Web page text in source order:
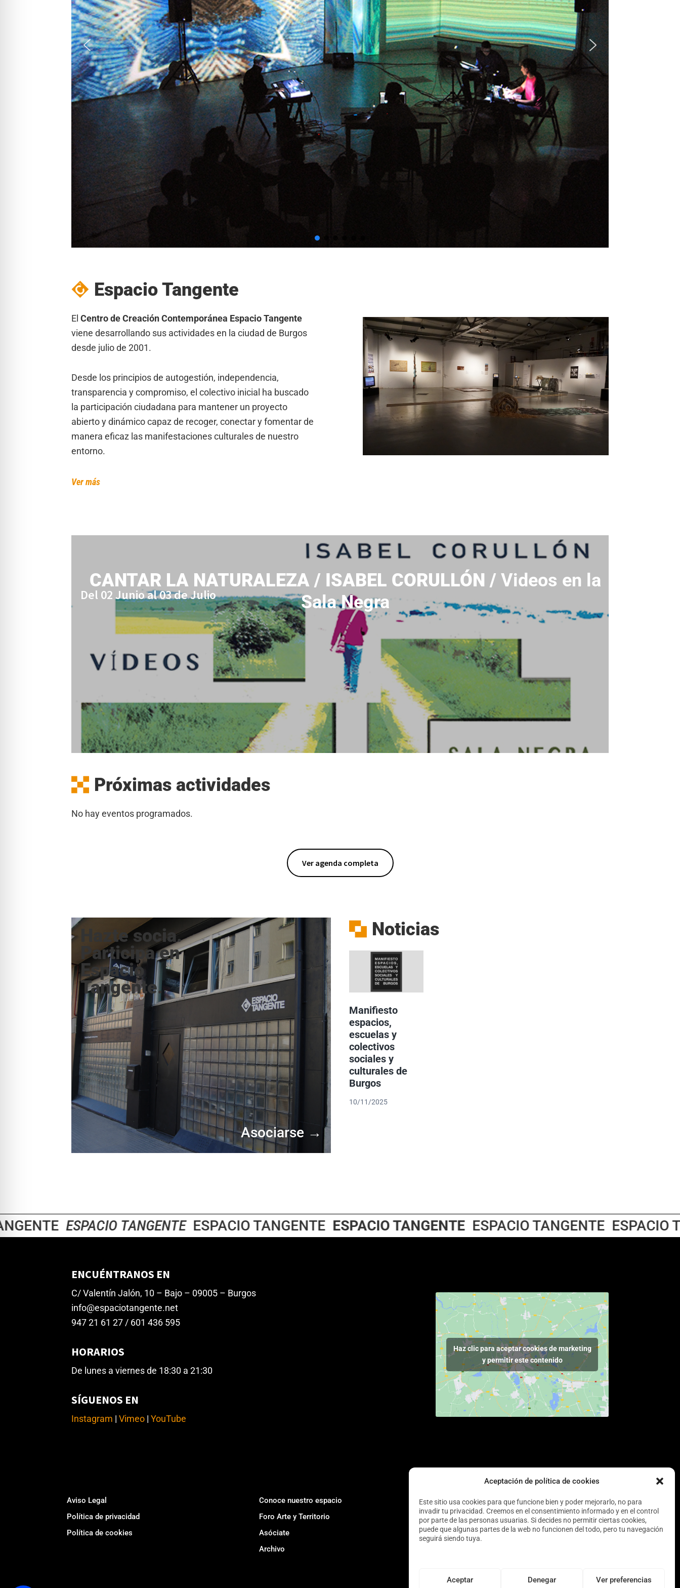
Aceptación de política de cookies
Este sitio usa cookies para que funcione bien y poder mejorarlo, no para
invadir tu privacidad. Creemos en el consentimiento informado y en el control
por parte de las personas usuarias. Si decides no permitir ciertas cookies,
puede que algunas partes de la web no funcionen del todo, pero tu navegación
seguirá siendo tuya.
Aceptar Denegar Ver preferencias
Espacio Tangente
El Centro de Creación Contemporánea Espacio Tangente
viene desarrollando sus actividades en la ciudad de Burgos
desde julio de 2001.
Desde los principios de autogestión, independencia,
transparencia y compromiso, el colectivo inicial ha buscado
la participación ciudadana para mantener un proyecto
abierto y dinámico capaz de recoger, conectar y fomentar de
manera eficaz las manifestaciones culturales de nuestro
entorno.
Ver más
CANTAR LA NATURALEZA / ISABEL CORULLÓN / Videos en la
Sala Negra
Del 02 Junio al 03 de Julio
Próximas actividades
No hay eventos programados.
Ver agenda completa
Hazte socia.
Participa en
Espacio
Tangente.
Asociarse →
Noticias
Manifiesto
espacios,
escuelas y
colectivos
sociales y
culturales de
Burgos
10/11/2025
ESPACIO TANGENTEESPACIO TANGENTEESPACIO TANGENTEESPACIO TANGENTEESPACIO
ENCUÉNTRANOS EN
C/ Valentín Jalón, 10 – Bajo – 09005 – Burgos
info@espaciotangente.net
947 21 61 27 / 601 436 595
HORARIOS
De lunes a viernes de 18:30 a 21:30
SÍGUENOS EN
Instagram | Vimeo | YouTube
Haz clic para aceptar cookies de marketing
y permitir este contenido
Aviso Legal
Política de privacidad
Política de cookies
Conoce nuestro espacio
Foro Arte y Territorio
Asóciate
Archivo